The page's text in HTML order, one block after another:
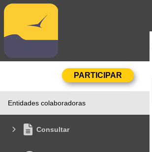
Entidades colaboradoras
Consultar